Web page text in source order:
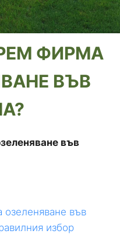
ФИРМА
ВЪВ
?
във
във
избор